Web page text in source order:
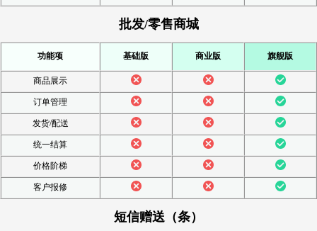
批发/零售商城
功能项 基础版 商业版 旗舰版
商品展示
订单管理
发货/配送
统一结算
价格阶梯
客户报修
短信赠送（条）